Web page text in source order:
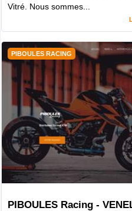
Vitré. Nous sommes...
PIBOULES RACING
PIBOULES Racing -